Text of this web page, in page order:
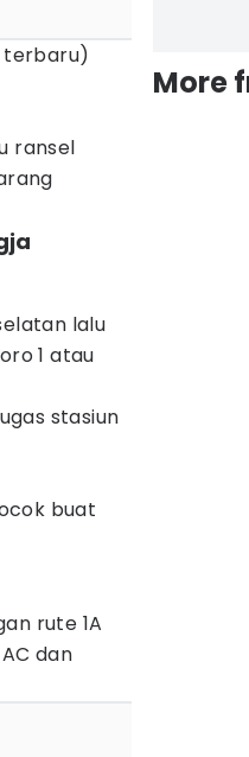
terbaru)
ransel
lalu
1 atau
stasiun
buat
rute 1A
dan
More